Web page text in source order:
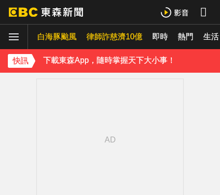
白海豚颱風 律師詐慈濟10億 即時 熱門 生活
快訊
下載東森App，隨時掌握天下大小事！
MLB／大谷10局致勝安當救世主！道奇險勝響尾蛇終止7連敗
下載東森App，隨時掌握天下大小事！